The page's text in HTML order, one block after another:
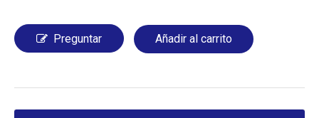
Preguntar Añadir al carrito